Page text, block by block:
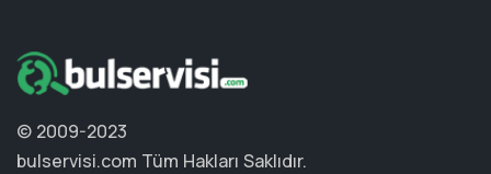
© 2009-2023
bulservisi.com Tüm Hakları Saklıdır.